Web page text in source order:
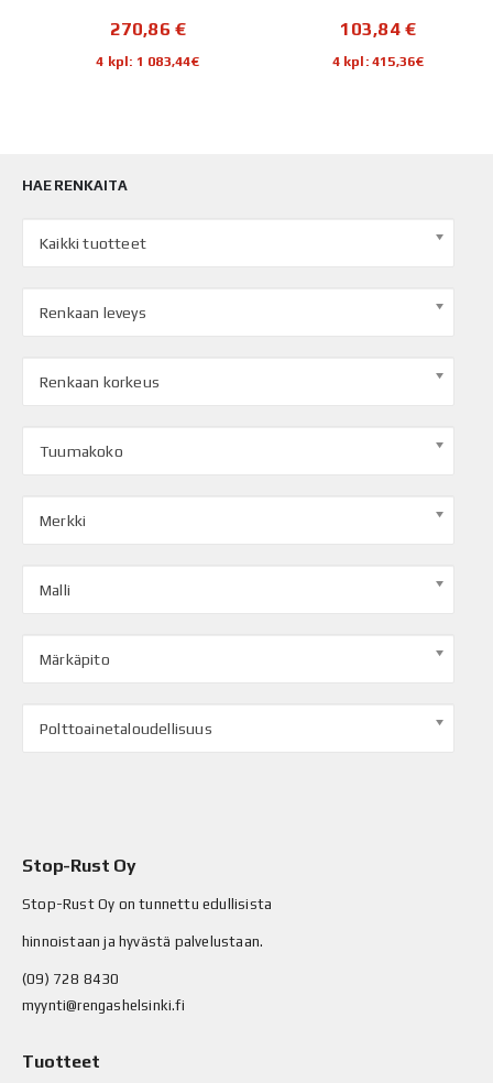
270,86€
4 kpl: 1 083,44€
103,84€
4 kpl: 415,36€
HAE RENKAITA
Kaikki tuotteet
Renkaan leveys
Renkaan korkeus
Tuumakoko
Merkki
Malli
Märkäpito
Polttoainetaloudellisuus
Stop-Rust Oy
Stop-Rust Oy on tunnettu edullisista
hinnoistaan ja hyvästä palvelustaan.
(09) 728 8430
myynti@rengashelsinki.fi
Tuotteet